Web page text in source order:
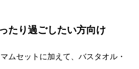
たり過ごしたい方向け
ムセットに加えて、バスタオル・